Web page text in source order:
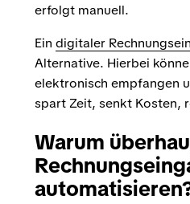
erfolgt manuell.
Ein digitaler
Alternative. Hierbei
elektronisch empfangen
spart Zeit, senkt Kosten,
Warum